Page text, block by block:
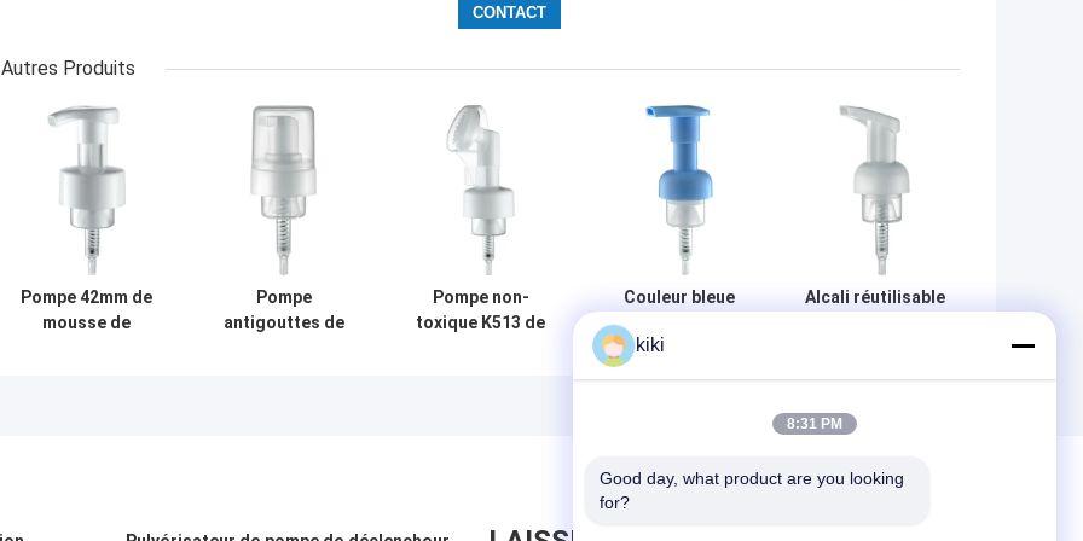
Autres Produits
Pompe 42mm de
mousse de
Pompe
antigouttes de
Pompe non-
toxique K513 de
Couleur bleue
multifonctionnelle
en plastique de
distributeur
Alcali réutilisable
antigouttes de
kiki
8:31 PM
Good day, what product are you looking
for?